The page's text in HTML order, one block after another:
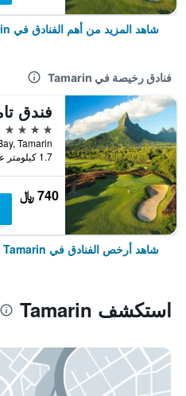
شاهد المزيد من أهم الفنادق في Tamarin
فنادق رخيصة في Tamarin
4 نجوم
1.7 كيلومتر عن وسط المدينة
740 ﷼
شاهد أرخص الفنادق في Tamarin
استكشف Tamarin